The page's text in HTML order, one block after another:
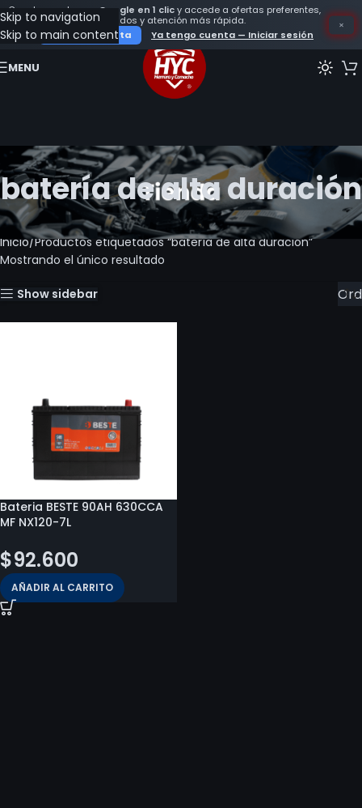
Crea tu cuenta con Google en 1 clicy accede a ofertas preferentes,
seguimiento de tus pedidos y atención más rápida.
Crear mi cuenta
Ya tengo cuenta — Iniciar sesión
×
Skip to navigation
Skip to main content
MENU
batería de alta duración
Inicio Productos etiquetados “batería de alta duración”
Mostrando el único resultado
Show sidebar
Bateria BESTE 90AH 630CCA
MF NX120-7L
$92.600
AÑADIR AL CARRITO